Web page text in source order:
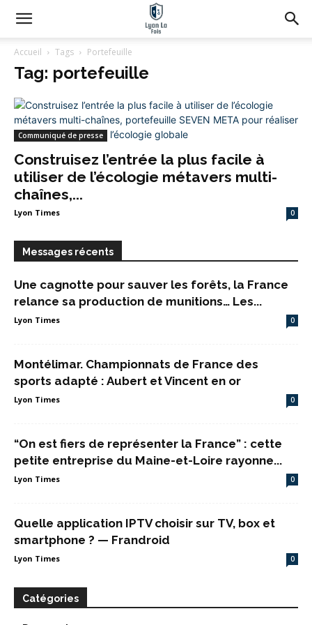
Accueil Tags Portefeuille
Tag: portefeuille
Communiqué de presse
Construisez l’entrée la plus facile à
utiliser de l’écologie métavers multi-
chaînes,...
Lyon Times 0
Messages récents
Une cagnotte pour sauver les forêts, la France
relance sa production de munitions… Les...
Lyon Times 0
Montélimar. Championnats de France des
sports adapté : Aubert et Vincent en or
Lyon Times 0
“On est fiers de représenter la France” : cette
petite entreprise du Maine-et-Loire rayonne...
Lyon Times 0
Quelle application IPTV choisir sur TV, box et
smartphone ? — Frandroid
Lyon Times 0
Catégories